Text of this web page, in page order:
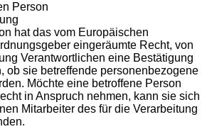
Person
hat das vom Europäischen
eingeräumte Recht, von
Verantwortlichen eine Bestätigung
ob sie betreffende personenbezogene
Möchte eine betroffene Person
in Anspruch nehmen, kann sie sich
Mitarbeiter des für die Verarbeitung